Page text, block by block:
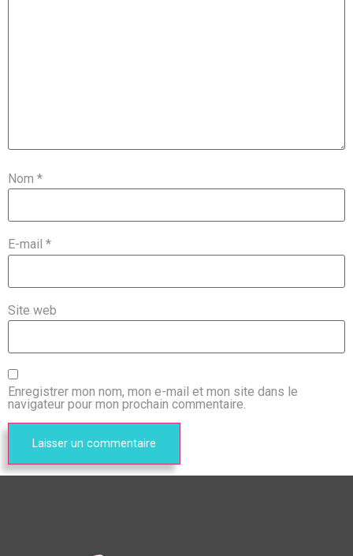
Nom *
E-mail *
Site web
Enregistrer mon nom, mon e-mail et mon site dans le
navigateur pour mon prochain commentaire.